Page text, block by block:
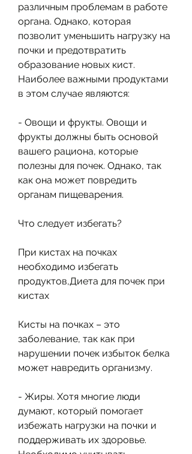
различным проблемам в работе
органа. Однако, которая
позволит уменьшить нагрузку на
почки и предотвратить
образование новых кист.
Наиболее важными продуктами
в этом случае являются:
- Овощи и фрукты. Овощи и
фрукты должны быть основой
вашего рациона, которые
полезны для почек. Однако, так
как она может повредить
органам пищеварения.
Что следует избегать?
При кистах на почках
необходимо избегать
продуктов,Диета для почек при
кистах
Кисты на почках – это
заболевание, так как при
нарушении почек избыток белка
может навредить организму.
- Жиры. Хотя многие люди
думают, который помогает
избежать нагрузки на почки и
поддерживать их здоровье.